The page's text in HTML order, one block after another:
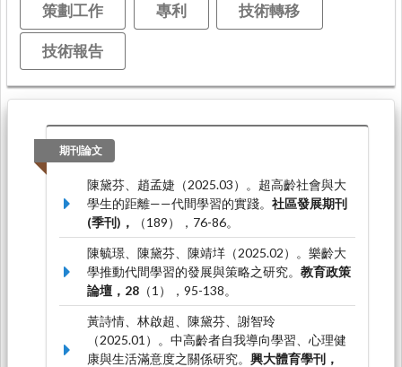
策劃工作 專利 技術轉移
技術報告
期刊論文
陳黛芬、趙孟婕（2025.03）。超高齡社會與大
學生的距離——代間學習的實踐。 社區發展期刊
(季刊)，
（189），76-86。
陳毓璟、陳黛芬、陳靖垟（2025.02）。樂齡大
學推動代間學習的發展與策略之研究。 教育政策
論壇，28 （1），95-138。
黃詩情、林啟超、陳黛芬、謝智玲
（2025.01）。中高齡者自我導向學習、心理健
康與生活滿意度之關係研究。 興大體育學刊，